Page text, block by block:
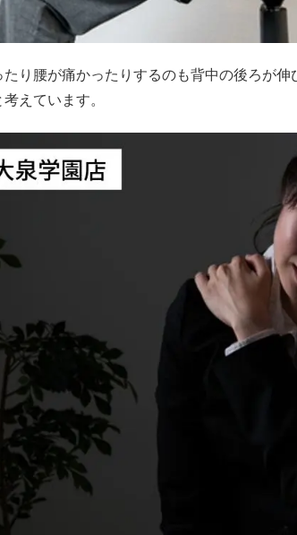
り腰が痛かったりするのも背中の後ろが
えています。